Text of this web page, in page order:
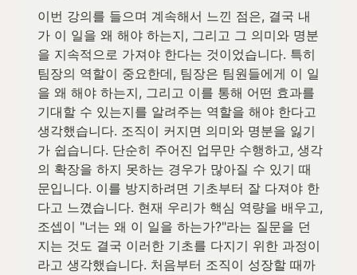
이번 강의를 들으며 계속해서 느낀 점은, 결국 내
가 이 일을 왜 해야 하는지, 그리고 그 의미와 명분
을 지속적으로 가져야 한다는 것이었습니다. 특히
팀장의 역할이 중요한데, 팀장은 팀원들에게 이 일
을 왜 해야 하는지, 그리고 이를 통해 어떤 효과를
기대할 수 있는지를 알려주는 역할을 해야 한다고
생각했습니다. 조직이 커지면 의미와 명분을 잃기
가 쉽습니다. 단순히 주어진 업무만 수행하고, 생각
의 확장을 하지 못하는 경우가 많아질 수 있기 때
문입니다. 이를 방지하려면 기초부터 잘 다져야 한
다고 느꼈습니다. 현재 우리가 핵심 역량을 배우고,
조셉이 "너는 왜 이 일을 하는가?"라는 질문을 던
지는 것도 결국 이러한 기초를 다지기 위한 과정이
라고 생각했습니다. 처음부터 조직이 성장할 때까